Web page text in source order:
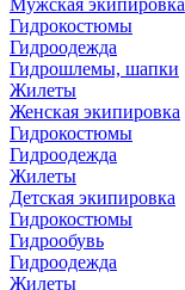
Мужская экипировка
Гидрокостюмы
Гидроодежда
Гидрошлемы, шапки
Жилеты
Женская экипировка
Гидрокостюмы
Гидроодежда
Жилеты
Детская экипировка
Гидрокостюмы
Гидрообувь
Гидроодежда
Жилеты